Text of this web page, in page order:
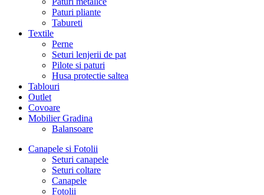
Paturi pliante
Tabureti
Textile
Perne
Seturi lenjerii de pat
Pilote si paturi
Husa protectie saltea
Tablouri
Outlet
Covoare
Mobilier Gradina
Balansoare
Canapele si Fotolii
Seturi canapele
Seturi coltare
Canapele
Fotolii